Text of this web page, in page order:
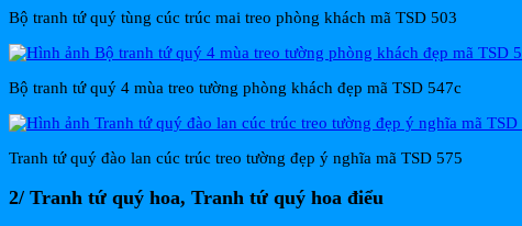
Bộ tranh tứ quý tùng cúc trúc mai treo phòng khách mã TSD 503
Bộ tranh tứ quý 4 mùa treo tường phòng khách đẹp mã TSD 547c
Tranh tứ quý đào lan cúc trúc treo tường đẹp ý nghĩa mã TSD 575
2/ Tranh tứ quý hoa, Tranh tứ quý hoa điểu